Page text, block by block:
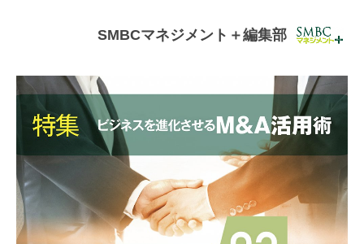
動画
資料ダウンロード
InfoLoungeとは
利用規約
プライバシーポリシー
SMBCマネジメント＋編集部